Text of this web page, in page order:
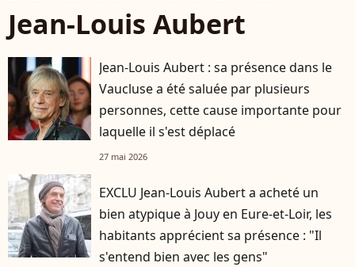
Jean-Louis Aubert
Jean-Louis Aubert : sa présence dans le
Vaucluse a été saluée par plusieurs
personnes, cette cause importante pour
laquelle il s'est déplacé
27 mai 2026
EXCLU Jean-Louis Aubert a acheté un
bien atypique à Jouy en Eure-et-Loir, les
habitants apprécient sa présence : "Il
s'entend bien avec les gens"